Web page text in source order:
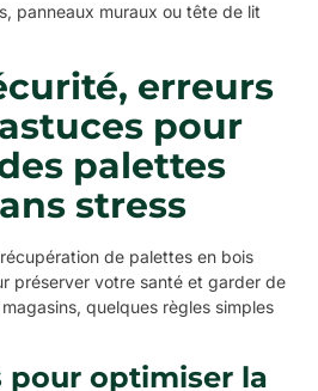
panneaux muraux ou tête de lit
erreurs
pour
palettes
stress
de palettes en bois
préserver votre santé et garder de
quelques règles simples
pour optimiser la